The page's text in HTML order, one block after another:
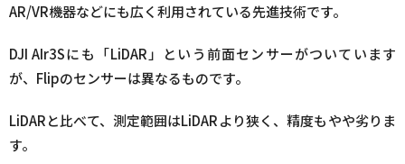
AR/VR機器などにも広く利用されている先進技術です。
DJI AIr3Sにも「LiDAR」という前面センサーがついています
が、Flipのセンサーは異なるものです。
LiDARと比べて、測定範囲はLiDARより狭く、精度もやや劣りま
す。